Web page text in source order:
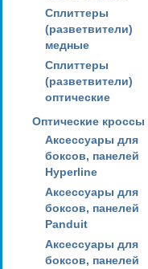
Сплиттеры
(разветвители)
медные
Сплиттеры
(разветвители)
оптические
Оптические кроссы
Аксессуары для
боксов, панелей
Hyperline
Аксессуары для
боксов, панелей
Panduit
Аксессуары для
боксов, панелей